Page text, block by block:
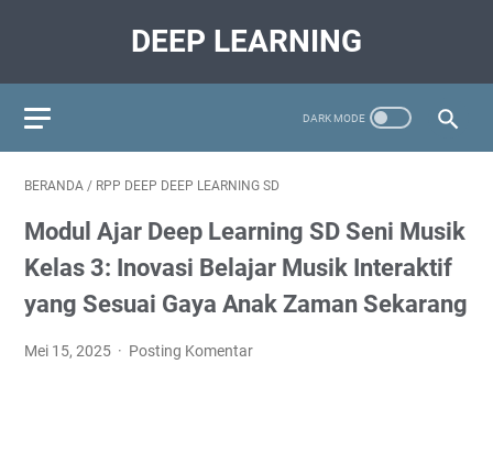
DEEP LEARNING
BERANDA / RPP DEEP DEEP LEARNING SD
Modul Ajar Deep Learning SD Seni Musik
Kelas 3: Inovasi Belajar Musik Interaktif
yang Sesuai Gaya Anak Zaman Sekarang
Mei 15, 2025 Posting Komentar